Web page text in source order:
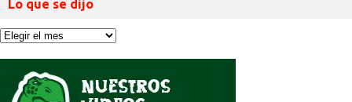
Lo que se dijo
Lo
dijo